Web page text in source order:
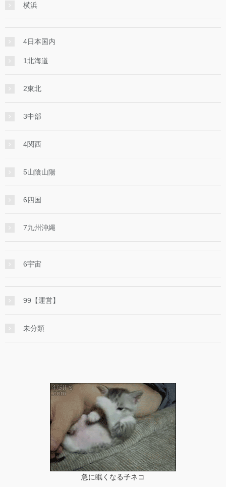
横浜
4日本国内
1北海道
2東北
3中部
4関西
5山陰山陽
6四国
7九州沖縄
6宇宙
99【運営】
未分類
急に眠くなる子ネコ